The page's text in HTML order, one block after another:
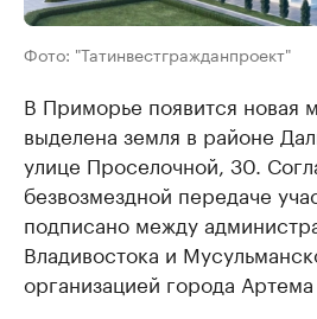
Фото: "Татинвестгражданпроект"
В Приморье появится новая
выделена земля в районе
улице Проселочной, 30.
безвозмездной передаче
подписано между
Владивостока и
организацией города